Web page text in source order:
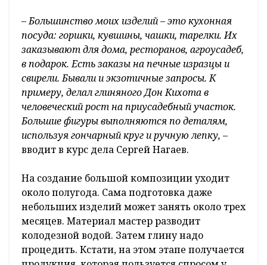
– Большинство моих изделий – это кухонная
посуда: горшки, кувшины, чашки, тарелки. Их
заказывают для дома, ресторанов, агроусадеб,
в подарок. Есть заказы на печные изразцы и
свирели. Бывали и экзотичные запросы. К
примеру, делал глиняного Дон Кихота в
человеческий рост на приусадебный участок.
Большие фигуры выполняются по деталям,
используя гончарный круг и ручную лепку, –
вводит в курс дела Сергей Нагаев.
На создание большой композиции уходит
около полугода. Сама подготовка даже
небольших изделий может занять около трех
месяцев. Материал мастер разводит
колодезной водой. Затем глину надо
процедить. Кстати, на этом этапе получается